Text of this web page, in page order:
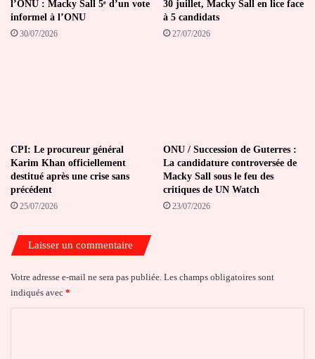
l’ONU : Macky Sall 5ᵉ d’un vote
informel à l’ONU
30/07/2026
30 juillet, Macky Sall en lice face
à 5 candidats
27/07/2026
CPI: Le procureur général
Karim Khan officiellement
destitué après une crise sans
précédent
25/07/2026
ONU / Succession de Guterres :
La candidature controversée de
Macky Sall sous le feu des
critiques de UN Watch
23/07/2026
Laisser un commentaire
Votre adresse e-mail ne sera pas publiée. Les champs obligatoires sont
indiqués avec *